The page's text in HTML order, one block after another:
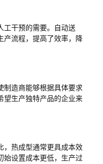
工干预的需要。自动送
产流程，提高了效率，降
制造商能够根据具体要求
望生产独特产品的企业来
，热成型通常更具成本效
始设置成本更低，生产过